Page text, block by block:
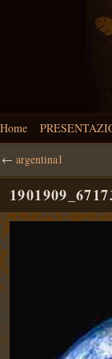
Home
← argentina1